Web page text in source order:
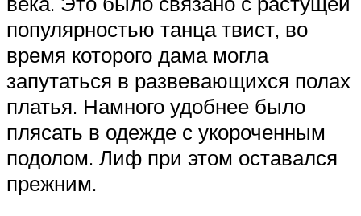
популярностью танца твист, во
время которого дама могла
запутаться в развевающихся полах
платья. Намного удобнее было
плясать в одежде с укороченным
подолом. Лиф при этом оставался
прежним.